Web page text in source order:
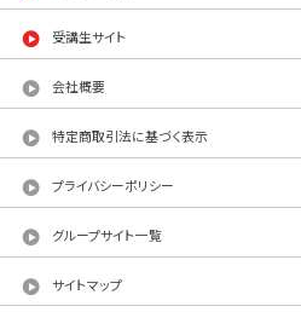
受講生サイト
会社概要
特定商取引法に基づく表示
プライバシーポリシー
グループサイト一覧
サイトマップ